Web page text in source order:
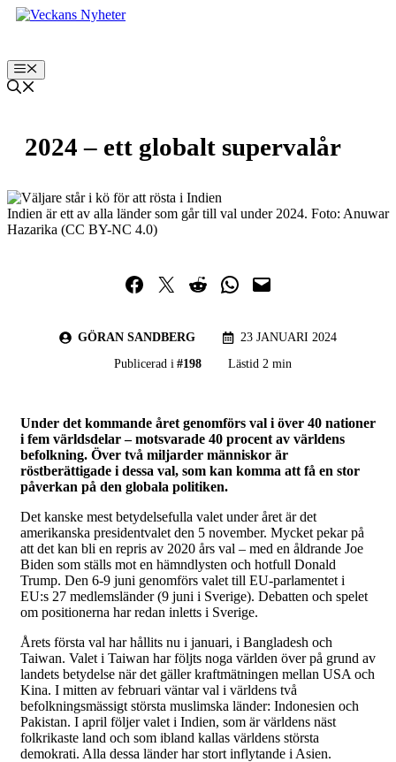
Hoppa
Meny
2024 – ett globalt supervalår
Indien är ett av alla länder som går till val under 2024. Foto: Anuwar
Hazarika (CC BY-NC 4.0)
Dela på Facebook
Dela på TwitterDela på RedditDela i WhatsApp
Maila en länk
GÖRAN SANDBERG
23 JANUARI 2024
Publicerad i #198 Lästid 2 min
Under det kommande året genomförs val i över 40 nationer
i fem världsdelar – motsvarade 40 procent av världens
befolkning. Över två miljarder människor är
röstberättigade i dessa val, som kan komma att få en stor
påverkan på den globala politiken.
Det kanske mest betydelsefulla valet under året är det
amerikanska presidentvalet den 5 november. Mycket pekar på
att det kan bli en repris av 2020 års val – med en åldrande Joe
Biden som ställs mot en hämndlysten och hotfull Donald
Trump. Den 6-9 juni genomförs valet till EU-parlamentet i
EU:s 27 medlemsländer (9 juni i Sverige). Debatten och spelet
om positionerna har redan inletts i Sverige.
Årets första val har hållits nu i januari, i Bangladesh och
Taiwan. Valet i Taiwan har följts noga världen över på grund av
landets betydelse när det gäller kraftmätningen mellan USA och
Kina. I mitten av februari väntar val i världens två
befolkningsmässigt största muslimska länder: Indonesien och
Pakistan. I april följer valet i Indien, som är världens näst
folkrikaste land och som ibland kallas världens största
demokrati. Alla dessa länder har stort inflytande i Asien.